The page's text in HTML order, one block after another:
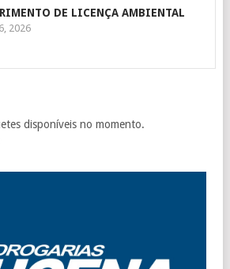
DE LICENÇA AMBIENTAL
2026
disponíveis no momento.